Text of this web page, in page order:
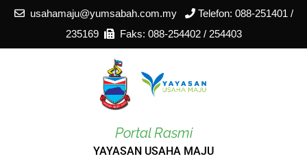
usahamaju@yumsabah.com.my
Telefon: 088-251401 /
235169
Faks: 088-254402 / 254403
Portal Rasmi
YAYASAN USAHA MAJU